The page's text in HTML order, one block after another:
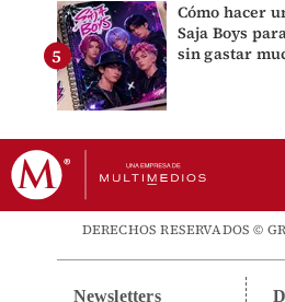
Cómo hacer
Saja Boys
sin gastar
DERECHOS RESERVADOS ©
Newsletters